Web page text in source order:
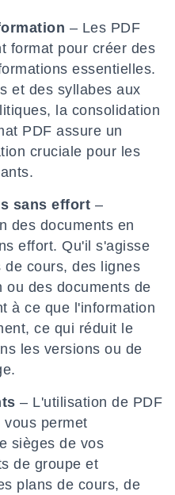
– Les PDF
format pour créer des
essentielles.
et des syllabes aux
la consolidation
PDF assure un
cruciale pour les
sans effort –
des documents en
effort. Qu'il s'agisse
cours, des lignes
ou des documents de
à ce que l'information
ce qui réduit le
les versions ou de
– L'utilisation de PDF
permet
sièges de vos
de groupe et
plans de cours, de